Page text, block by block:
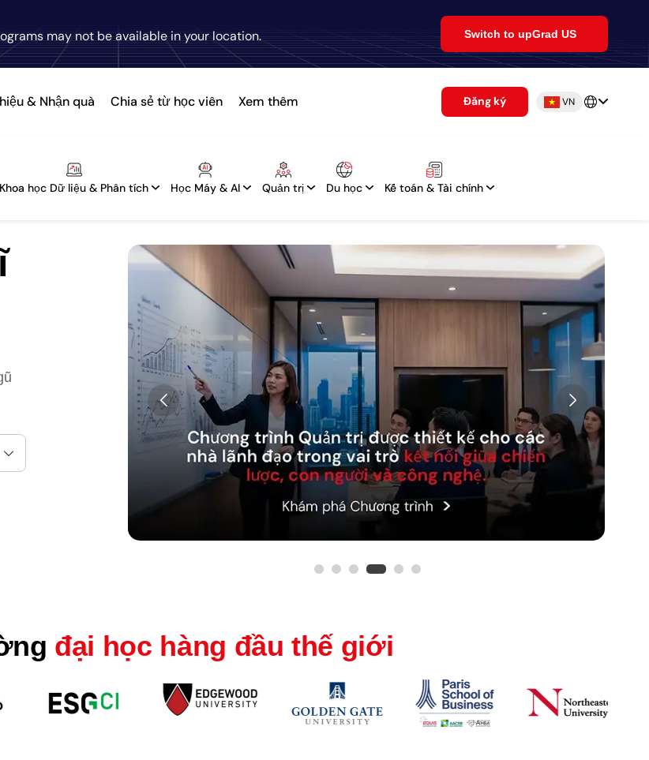
may not be available in your location. Switch to upGrad US
& Nhận quà Chia sẻ từ học viên Xem thêm Đăng ký VN
Khoa học Dữ liệu & Phân tích Học Máy & AI Quản trị Du học Kế toán & Tài chính
đại học hàng đầu thế giới